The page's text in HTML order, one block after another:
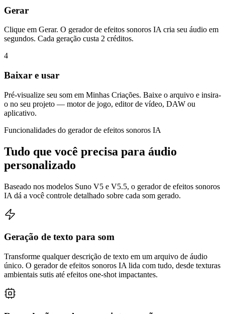
Gerar
Clique em Gerar. O gerador de efeitos sonoros IA cria seu áudio em
segundos. Cada geração custa 2 créditos.
4
Baixar e usar
Pré-visualize seu som em Minhas Criações. Baixe o arquivo e insira-
o no seu projeto — motor de jogo, editor de vídeo, DAW ou
aplicativo.
Funcionalidades do gerador de efeitos sonoros IA
Tudo que você precisa para áudio
personalizado
Baseado nos modelos Suno V5 e V5.5, o gerador de efeitos sonoros
IA dá a você controle detalhado sobre cada som gerado.
Geração de texto para som
Transforme qualquer descrição de texto em um arquivo de áudio
único. O gerador de efeitos sonoros IA lida com tudo, desde texturas
ambientais sutis até efeitos one-shot impactantes.